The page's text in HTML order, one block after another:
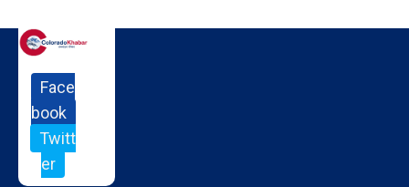
Face
book
Twitt
er